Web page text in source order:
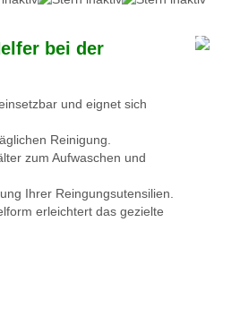
bei der
und eignet sich
Reinigung.
zum Aufwaschen und
Ihrer Reingungsutensilien.
erleichtert das gezielte